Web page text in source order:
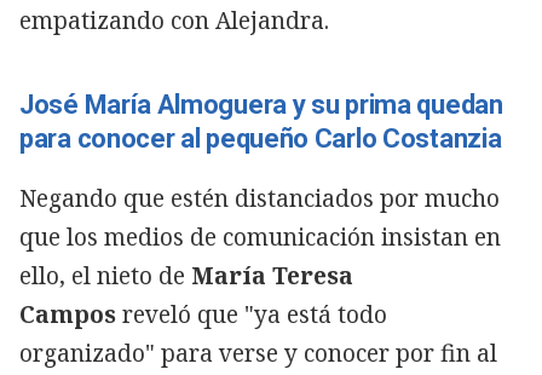
empatizando con Alejandra.
José María Almoguera y su prima quedan
para conocer al pequeño Carlo Costanzia
Negando que estén distanciados por mucho
que los medios de comunicación insistan en
ello, el nieto de María Teresa
Camposreveló que "ya está todo
organizado" para verse y conocer por fin al